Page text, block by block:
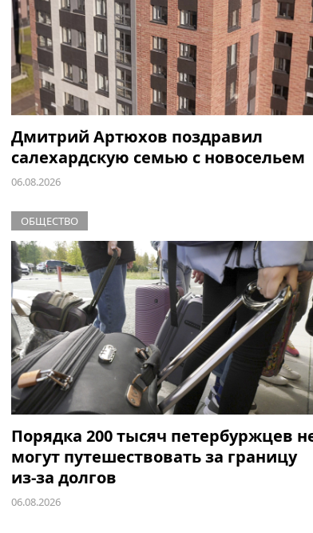
Дмитрий Артюхов поздравил
салехардскую семью с новосельем
06.08.2026
ОБЩЕСТВО
Порядка 200 тысяч петербуржцев
могут путешествовать за границу
из-за долгов
06.08.2026